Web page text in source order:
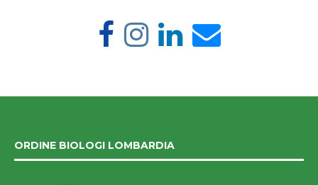
ORDINE BIOLOGI LOMBARDIA